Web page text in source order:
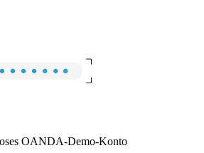
OANDA-Demo-Konto